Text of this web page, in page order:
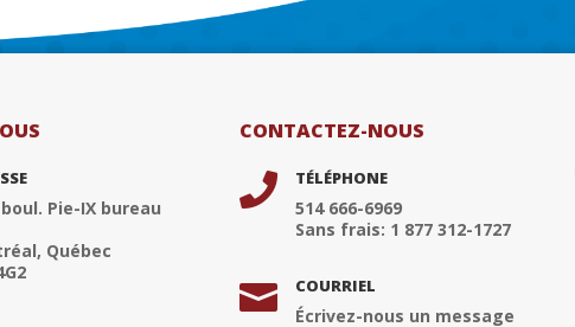
boul. Pie-IX bureau
Québec
CONTACTEZ-NOUS
 TÉLÉPHONE
514 666-6969
Sans frais: 1 877 312-1727
 COURRIEL
Écrivez-nous un message